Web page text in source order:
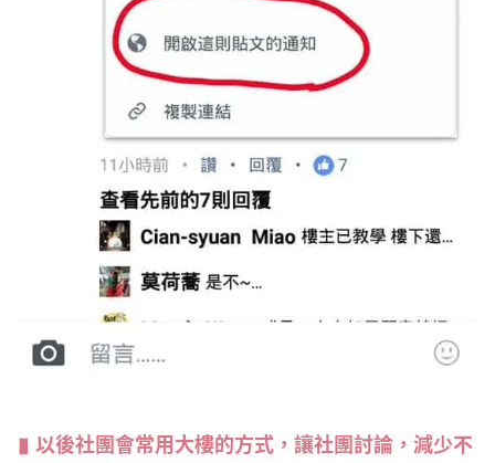
以後社團會常用大樓的方式，讓社團討論，減少不